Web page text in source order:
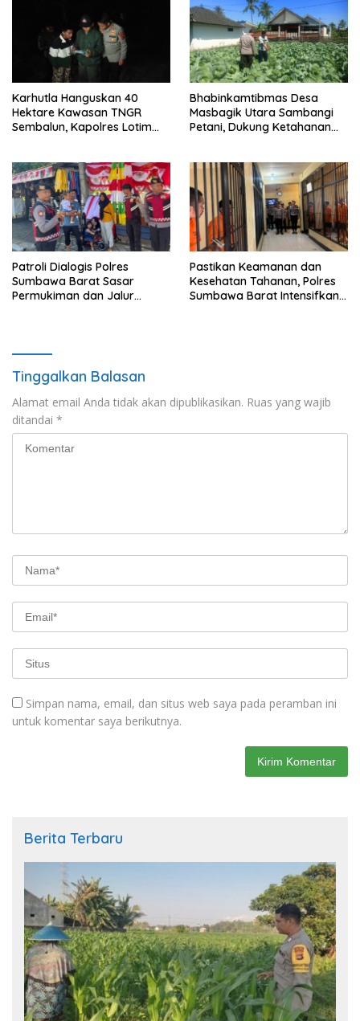
Karhutla Hanguskan 40
Hektare Kawasan TNGR
Sembalun, Kapolres Lotim
Bhabinkamtibmas Desa
Masbagik Utara Sambangi
Petani, Dukung Ketahanan
Patroli Dialogis Polres
Sumbawa Barat Sasar
Permukiman dan Jalur
Pastikan Keamanan dan
Kesehatan Tahanan, Polres
Sumbawa Barat Intensifkan
Tinggalkan Balasan
Alamat email Anda tidak akan dipublikasikan. Ruas yang wajib
ditandai *
Simpan nama, email, dan situs web saya pada peramban ini
untuk komentar saya berikutnya.
Berita Terbaru